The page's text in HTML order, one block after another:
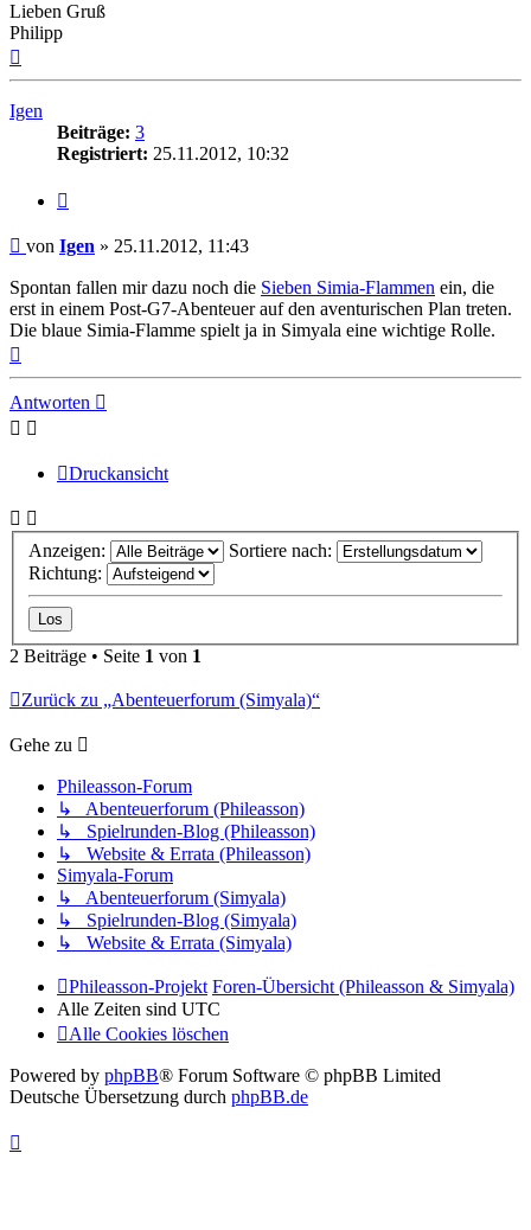
Lieben Gruß
Philipp
Igen
Beiträge: 3
Registriert: 25.11.2012, 10:32
Beitrag
von Igen » 25.11.2012, 11:43
Spontan fallen mir dazu noch die Sieben Simia-Flammen ein, die
erst in einem Post-G7-Abenteuer auf den aventurischen Plan treten.
Die blaue Simia-Flamme spielt ja in Simyala eine wichtige Rolle.
Antworten
Druckansicht
Anzeigen:
Sortiere nach:
Richtung:
2 Beiträge • Seite 1 von 1
Zurück zu „Abenteuerforum (Simyala)“
Gehe zu
Phileasson-Forum
↳ Abenteuerforum (Phileasson)
↳ Spielrunden-Blog (Phileasson)
↳ Website & Errata (Phileasson)
Simyala-Forum
↳ Abenteuerforum (Simyala)
↳ Spielrunden-Blog (Simyala)
↳ Website & Errata (Simyala)
Phileasson-Projekt Foren-Übersicht (Phileasson & Simyala)
Alle Zeiten sind UTC
Alle Cookies löschen
Powered by phpBB® Forum Software © phpBB Limited
Deutsche Übersetzung durch phpBB.de